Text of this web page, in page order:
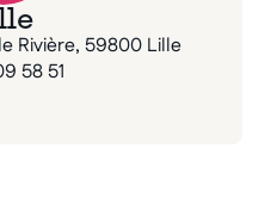
Rivière, 59800 Lille
58 51